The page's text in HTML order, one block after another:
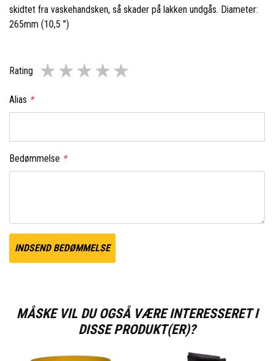
skidtet fra vaskehandsken, så skader på lakken undgås. Diameter:
265mm (10,5 ")
Rating
Alias *
Bedømmelse *
INDSEND BEDØMMELSE
MÅSKE VIL DU OGSÅ VÆRE INTERESSERET I
DISSE PRODUKT(ER)?